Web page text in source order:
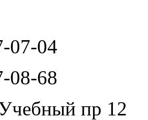
07-04
08-68
пр 12